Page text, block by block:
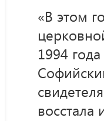
«В этом
1994